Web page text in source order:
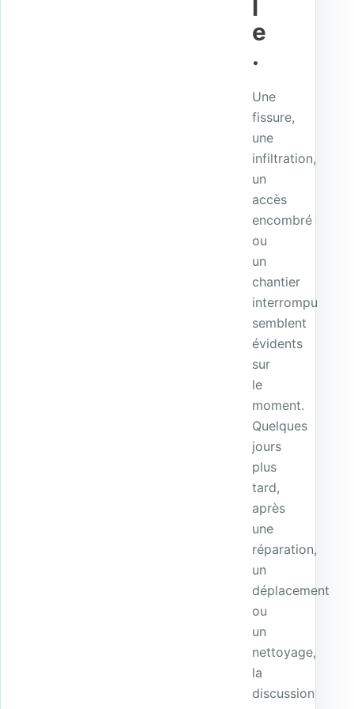
l
e
.
Une
fissure,
une
infiltration,
un
accès
encombré
ou
un
chantier
interrompu
semblent
évidents
sur
le
moment.
Quelques
jours
plus
tard,
après
une
réparation,
un
déplacement
ou
un
nettoyage,
la
discussion